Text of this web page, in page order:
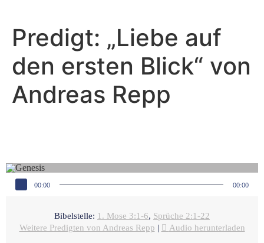
Predigt: „Liebe auf
den ersten Blick“ von
Andreas Repp
Audio-Player
00:00 00:00
Bibelstelle: 1. Mose 3:1-6, Sprüche 2:1-22
Weitere Predigten von Andreas Repp | Audio herunterladen